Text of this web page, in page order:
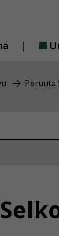
Peruuta